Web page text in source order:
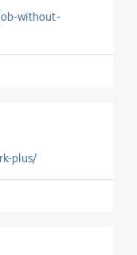
without-
plus/